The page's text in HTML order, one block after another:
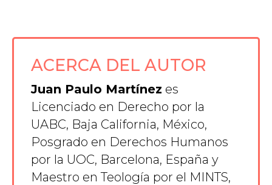
ACERCA DEL AUTOR
Juan Paulo Martínez es
Licenciado en Derecho por la
UABC, Baja California, México,
Posgrado en Derechos Humanos
por la UOC, Barcelona, España y
Maestro en Teología por el MINTS,